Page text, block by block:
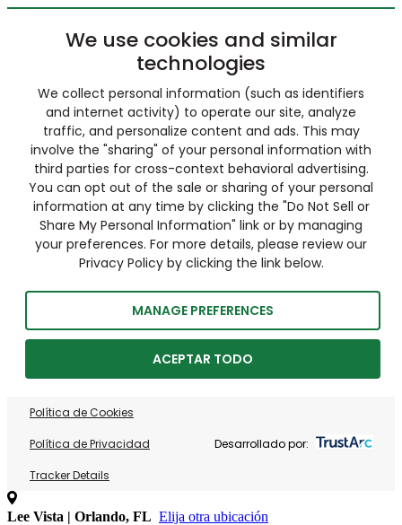
We use cookies and similar
technologies
We collect personal information (such as identifiers
and internet activity) to operate our site, analyze
traffic, and personalize content and ads. This may
involve the "sharing" of your personal information with
third parties for cross-context behavioral advertising.
You can opt out of the sale or sharing of your personal
information at any time by clicking the "Do Not Sell or
Share My Personal Information" link or by managing
your preferences. For more details, please review our
Privacy Policy by clicking the link below.
MANAGE PREFERENCES
ACEPTAR TODO
Política de Cookies
Política de Privacidad
Tracker Details
Desarrollado por:
Lee Vista | Orlando, FL Elija otra ubicación